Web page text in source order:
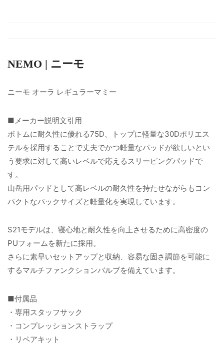
NEMO | ニーモ
ニーモ オーラ レギュラーマミー
■メーカー説明文引用
ボトムに耐久性に優れる75D、トップに軽量な30Dポリエス
テルを採用することで丈夫でかつ軽量なパッドが欲しいとい
う要求に対して高いレベルで応えるスリーピングパッドで
す。
山岳用パッドとして高レベルの耐久性を持たせながらもコン
パクトなパックサイズと軽量化を実現しています。
S21モデルは、寝心地と耐久性を向上させるために高密度の
PUフォームを新たに採用。
さらに素早いセットアップと収納、容易な固さ調節を可能に
するマルチファンクションバルブを備えています。
■付属品
・専用スタッフサック
・コンプレッションストラップ
・リペアキット